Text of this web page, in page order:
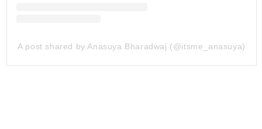
A post shared by Anasuya Bharadwaj (@itsme_anasuya)